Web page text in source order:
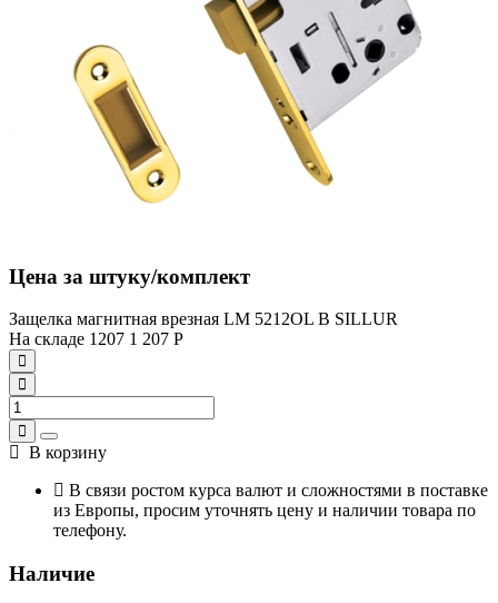
Цена за штуку/комплект
Защелка магнитная врезная LM 5212OL B SILLUR
На складе 1207 1 207 Р
В корзину
В связи ростом курса валют и сложностями в поставке
из Европы, просим уточнять цену и наличии товара по
телефону.
Наличие